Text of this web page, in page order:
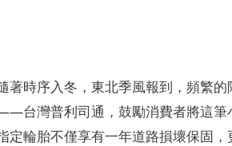
著時序入冬，東北季風報到，頻繁
台灣普利司通，鼓勵消費者將這筆
定輪胎不僅享有一年道路損壞保固